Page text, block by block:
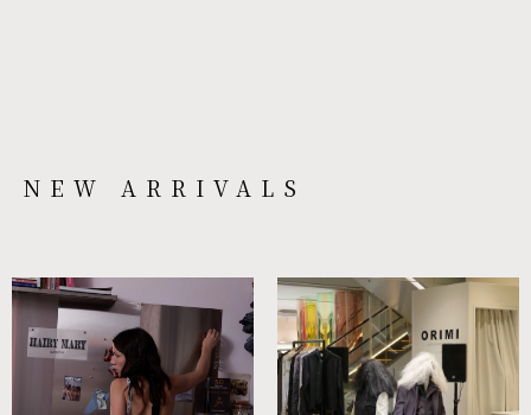
NEW ARRIVALS